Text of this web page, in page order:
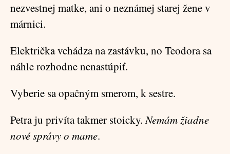
nezvestnej matke, ani o neznámej starej žene v
márnici.
Električka vchádza na zastávku, no Teodora sa
náhle rozhodne nenastúpiť.
Vyberie sa opačným smerom, k sestre.
Petra ju privíta takmer stoicky.Nemám žiadne
nové správy o mame.